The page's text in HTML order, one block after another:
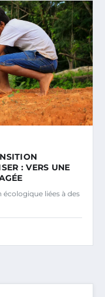
: VERS UNE
liées à des